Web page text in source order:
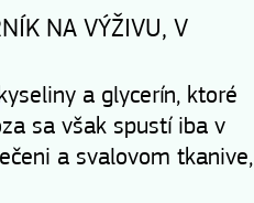
NA VÝŽIVU, V
a glycerín, ktoré
sa však spustí iba v
a svalovom tkanive,